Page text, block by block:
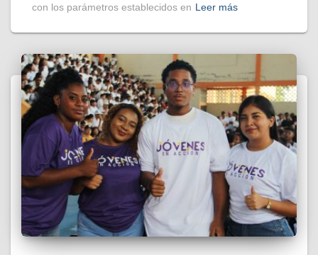
con los parámetros establecidos en Leer más